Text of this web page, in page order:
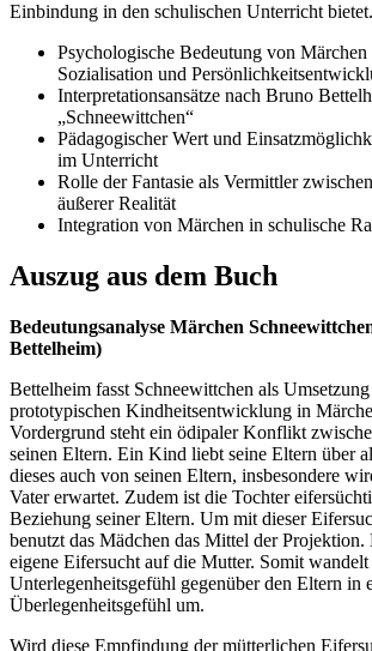
Einbindung in den schulischen Unterricht bietet.
Psychologische Bedeutung von
Sozialisation und
Interpretationsansätze nach Bruno
„Schneewittchen“
Pädagogischer Wert und
im Unterricht
Rolle der Fantasie als Vermittler
äußerer Realität
Integration von Märchen in schulische
Auszug aus dem Buch
Bedeutungsanalyse Märchen
Bettelheim)
Bettelheim fasst Schneewittchen als
prototypischen Kindheitsentwicklung in
Vordergrund steht ein ödipaler Konflikt
seinen Eltern. Ein Kind liebt seine Eltern über
dieses auch von seinen Eltern, insbesondere
Vater erwartet. Zudem ist die Tochter
Beziehung seiner Eltern. Um mit dieser
benutzt das Mädchen das Mittel der Projektion.
eigene Eifersucht auf die Mutter. Somit wandelt
Unterlegenheitsgefühl gegenüber den Eltern in
Überlegenheitsgefühl um.
Wird diese Empfindung der mütterlichen